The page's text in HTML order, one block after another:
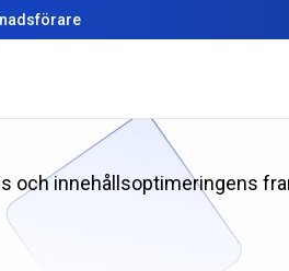
och innehållsoptimeringens